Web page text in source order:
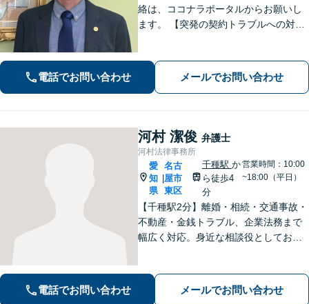
絡は、ココナラポータルからお願いし
ます。 【突発の契約トラブルへの対応
籍」トラブル等に対し状況に応じて適
切に問題解決を図ります。
電話でお問い合わせ メールでお問い合わせ
河村 潔俊 弁護士
河村法律事務所
愛
知
県
名古
屋市
東区
千種駅 か
ら徒歩4
分
営業時間：10:00
~18:00（平日）
【千種駅2分】離婚・相続・交通事故・
不動産・金銭トラブル、企業法務まで
幅広く対応。身近な相談役としてお悩
め、まずは気軽にご相談ください。
【土日祝対応可、夜間対応可】【オン
電話でお問い合わせ メールでお問い合わせ